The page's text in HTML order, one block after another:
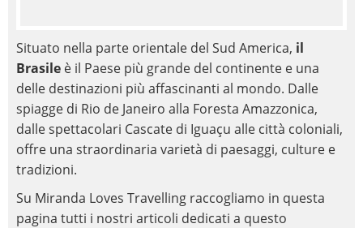
Situato nella parte orientale del Sud America, il
Brasile è il Paese più grande del continente e una
delle destinazioni più affascinanti al mondo. Dalle
spiagge di Rio de Janeiro alla Foresta Amazzonica,
dalle spettacolari Cascate di Iguaçu alle città coloniali,
offre una straordinaria varietà di paesaggi, culture e
tradizioni.
Su Miranda Loves Travelling raccogliamo in questa
pagina tutti i nostri articoli dedicati a questo